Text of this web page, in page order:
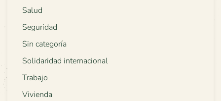
Salud
Seguridad
Sin categoría
Solidaridad internacional
Trabajo
Vivienda